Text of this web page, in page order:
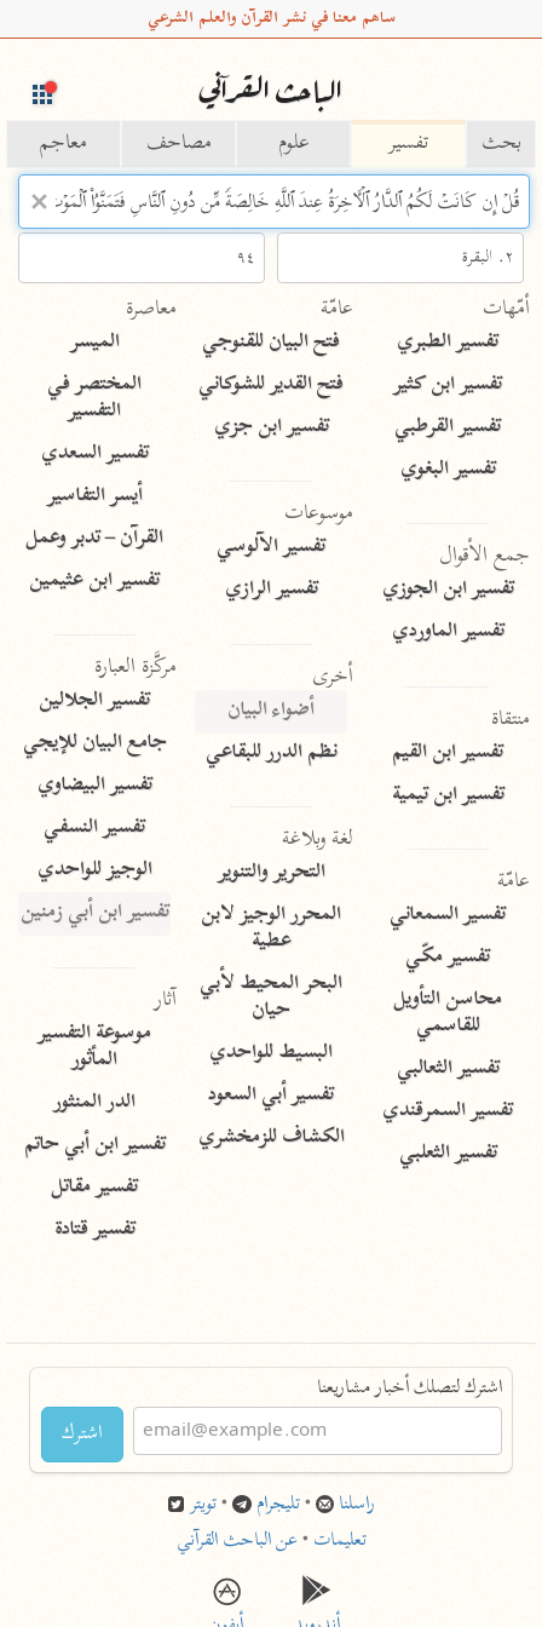
ساهم معنا في نشر القرآن والعلم الشرعي
الباحث القرآني
بحث تفسير علوم مصاحف معاجم
Type 2 or more characters for results.
Type 1 or more
characters for results.
أمّهات
تفسير الطبري
تفسير ابن كثير
تفسير القرطبي
تفسير البغوي
جمع الأقوال
تفسير ابن الجوزي
تفسير الماوردي
منتقاة
تفسير ابن القيم
تفسير ابن تيمية
عامّة
تفسير السمعاني
تفسير مكّي
محاسن التأويل
للقاسمي
تفسير الثعالبي
تفسير السمرقندي
تفسير الثعلبي
عامّة
فتح البيان للقنوجي
فتح القدير للشوكاني
تفسير ابن جزي
موسوعات
تفسير الآلوسي
تفسير الرازي
أخرى
أضواء البيان
نظم الدرر للبقاعي
لغة وبلاغة
التحرير والتنوير
المحرر الوجيز لابن
عطية
البحر المحيط لأبي
حيان
البسيط للواحدي
تفسير أبي السعود
الكشاف للزمخشري
معاصرة
الميسر
المختصر في
التفسير
تفسير السعدي
أيسر التفاسير
القرآن – تدبر وعمل
تفسير ابن عثيمين
مركَّزة العبارة
تفسير الجلالين
جامع البيان للإيجي
تفسير البيضاوي
تفسير النسفي
الوجيز للواحدي
تفسير ابن أبي زمنين
آثار
موسوعة التفسير
المأثور
الدر المنثور
تفسير ابن أبي حاتم
تفسير مقاتل
تفسير قتادة
اشترك لتصلك أخبار مشاريعنا
اشترك
راسلنا •تليجرام •تويتر
تعليمات•عن الباحث القرآني